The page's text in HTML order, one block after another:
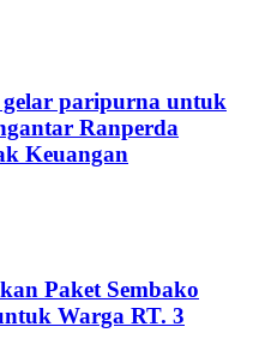
paripurna untuk
Ranperda
Keuangan
Paket Sembako
Warga RT. 3